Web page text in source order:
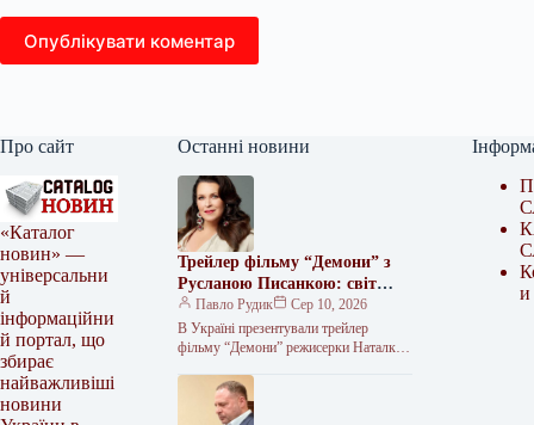
Опублікувати коментар
Про сайт
«Каталог
новин» —
універсальни
й
інформаційни
й портал, що
збирає
найважливіші
новини
Останні новини
Трейлер фільму “Демони” з
Русланою Писанкою: світ
побачив перші кадри стрічки
Наталки Ворожбит
Павло Рудик
Сер 10, 2026
В Україні презентували трейлер
фільму “Демони” режисерки Наталки
відбудеться на Міжнародному
кінофестивалі в Локарно, де вона
и